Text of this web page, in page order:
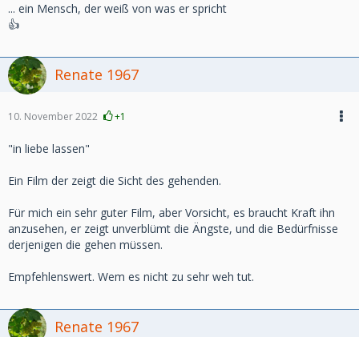
... ein Mensch, der weiß von was er spricht
👍
Renate 1967
10. November 2022 +1
"in liebe lassen"
Ein Film der zeigt die Sicht des gehenden.
Für mich ein sehr guter Film, aber Vorsicht, es braucht Kraft ihn
anzusehen, er zeigt unverblümt die Ängste, und die Bedürfnisse
derjenigen die gehen müssen.
Empfehlenswert. Wem es nicht zu sehr weh tut.
Renate 1967